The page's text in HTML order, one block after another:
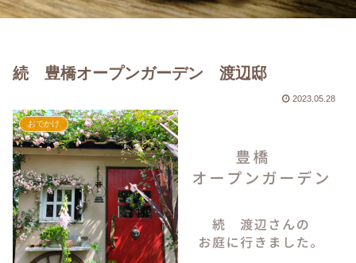
続 豊橋オープンガーデン 渡辺邸
2023.05.28
おでかけ